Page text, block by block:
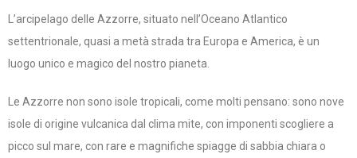
L’arcipelago delle Azzorre, situato nell’Oceano Atlantico
settentrionale, quasi a metà strada tra Europa e America, è un
luogo unico e magico del nostro pianeta.
Le Azzorre non sono isole tropicali, come molti pensano: sono nove
isole di origine vulcanica dal clima mite, con imponenti scogliere a
picco sul mare, con rare e magnifiche spiagge di sabbia chiara o